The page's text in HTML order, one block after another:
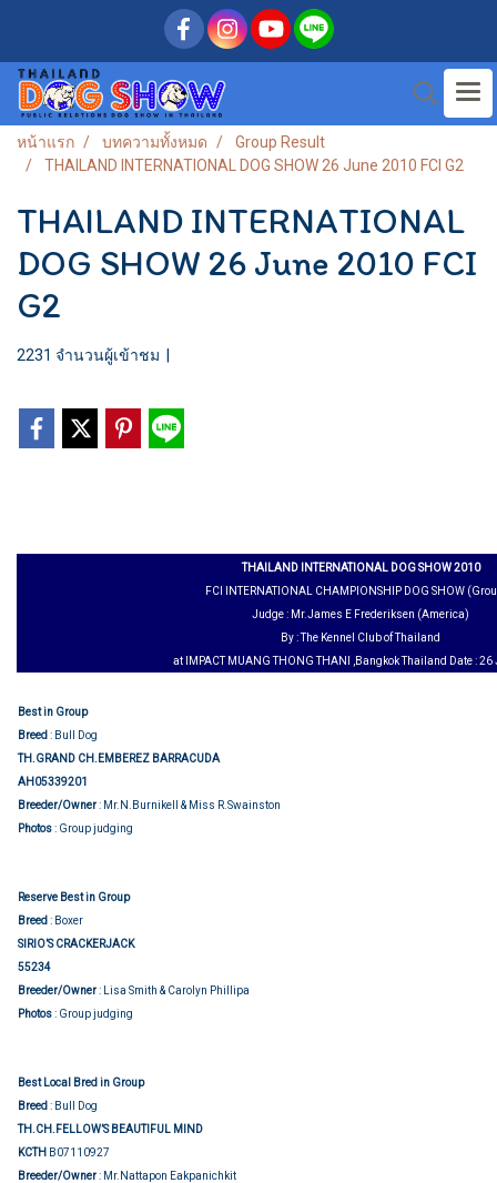
หน้าแรก บทความทั้งหมด
Group Result
THAILAND INTERNATIONAL DOG SHOW 26 June 2010 FCI G2
THAILAND INTERNATIONAL
DOG SHOW 26 June 2010 FCI
G2
2231 จำนวนผู้เข้าชม
THAILAND INTERNATIONAL DOG SHOW 2010
FCI INTERNATIONAL CHAMPIONSHIP DOG SHOW
Judge : Mr.James E Frederiksen (America)
By : The Kennel Club of Thailand
at IMPACT MUANG THONG THANI ,Bangkok Thailand Date : 26
Best in Group
Breed : Bull Dog
TH.GRAND CH.EMBEREZ BARRACUDA
AH05339201
Breeder/Owner: Mr.N.Burnikell & Miss R.Swainston
Photos: Group judging
Reserve Best in Group
Breed : Boxer
SIRIO’S CRACKERJACK
55234
Breeder/Owner: Lisa Smith & Carolyn Phillipa
Photos: Group judging
Best Local Bred in Group
Breed : Bull Dog
TH.CH.FELLOW’S BEAUTIFUL MIND
KCTH B07110927
Breeder/Owner: Mr.Nattapon Eakpanichkit